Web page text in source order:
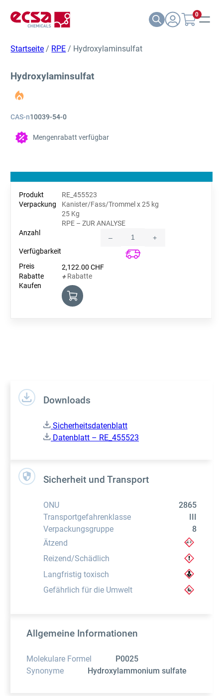
0
Startseite / RPE / Hydroxylaminsulfat
Hydroxylaminsulfat
CAS-n10039-54-0
Mengenrabatt verfügbar
RE_455523
Kanister/Fass/Trommel x 25 kg
25 Kg
RPE – ZUR ANALYSE
Quantity
– +
2,122.00CHF
+Rabatte
Downloads
Sicherheitsdatenblatt
Datenblatt – RE_455523
Sicherheit und Transport
ONU
2865
Transportgefahrenklasse
III
Verpackungsgruppe
8
Ätzend
Reizend/Schädlich
Langfristig toxisch
Gefährlich für die Umwelt
Allgemeine Informationen
Molekulare Formel
P0025
Synonyme
Hydroxylammonium sulfate